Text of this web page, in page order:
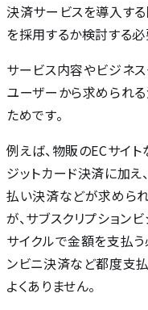
決済サービスを導入す
を採用するか検討する必
サービス内容やビジネス
ユーザーから求められ
ためです。
例えば、物販のECサイ
ジットカード決済に加え
払い決済などが求めら
が、サブスクリプション
サイクルで金額を支払
ンビニ決済など都度支
よくありません。